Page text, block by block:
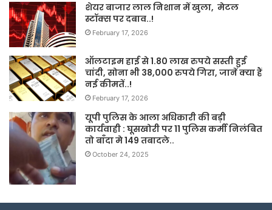
शेयर बाजार लाल निशान में खुला, मेटल
स्टॉक्स पर दबाव..!
February 17, 2026
ऑलटाइम हाई से 1.80 लाख रुपये सस्ती हुई
चांदी, सोना भी 38,000 रुपये गिरा, जानें क्या हैं
नई कीमतें..!
February 17, 2026
यूपी पुलिस के आला अधिकारी की बड़ी
कार्यवाही : घूसखोरी पर 11 पुलिस कर्मी निलंबित
तो बाँदा मे 149 तबादले..
October 24, 2025